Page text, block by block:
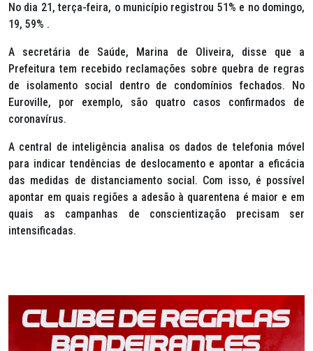
No dia 21, terça-feira, o município registrou 51% e no domingo,
19, 59% .
A secretária de Saúde, Marina de Oliveira, disse que a
Prefeitura tem recebido reclamações sobre quebra de regras
de isolamento social dentro de condomínios fechados. No
Euroville, por exemplo, são quatro casos confirmados de
coronavírus.
A central de inteligência analisa os dados de telefonia móvel
para indicar tendências de deslocamento e apontar a eficácia
das medidas de distanciamento social. Com isso, é possível
apontar em quais regiões a adesão à quarentena é maior e em
quais as campanhas de conscientização precisam ser
intensificadas.